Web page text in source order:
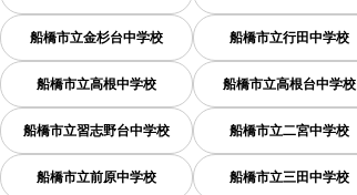
船橋市立金杉台中学校 船橋市立行田中学校
船橋市立高根中学校 船橋市立高根台中学校
船橋市立習志野台中学校 船橋市立二宮中学校
船橋市立前原中学校 船橋市立三田中学校